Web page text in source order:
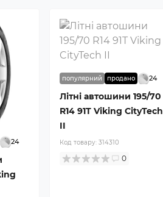
24
популярний продано 24
Літні автошини 195/70
R14 91T Viking CityTech
II
Код товару: 314310
0